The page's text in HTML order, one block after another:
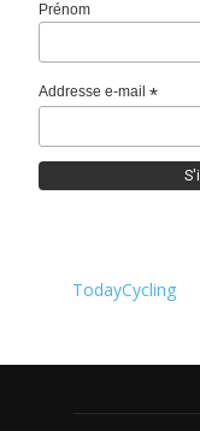
Prénom
Addresse e-mail*
TodayCycling